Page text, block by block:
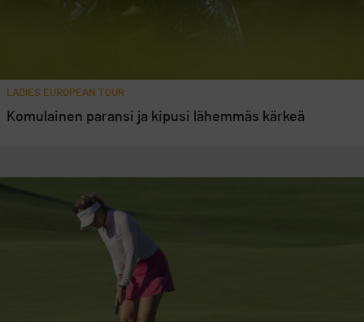
LADIES EUROPEAN TOUR
Komulainen paransi ja kipusi lähemmäs kärkeä